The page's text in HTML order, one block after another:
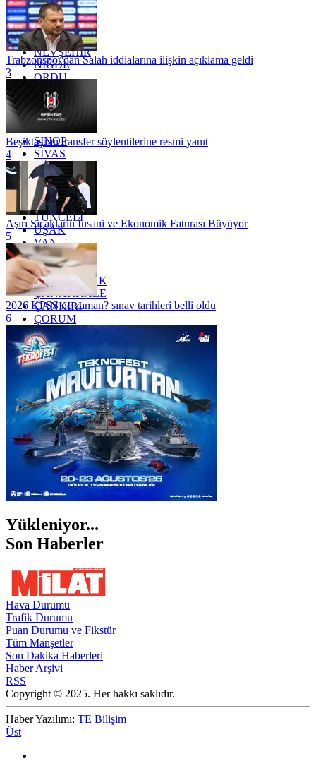
MERSİN
MUĞLA
MUŞ
NEVŞEHİR
NİĞDE
ORDU
OSMANİYE
RİZE
SAKARYA
SİNOP
SİVAS
SİİRT
TEKİRDAĞ
TOKAT
TRABZON
TUNCELİ
UŞAK
VAN
YALOVA
YOZGAT
ZONGULDAK
ÇANAKKALE
ÇANKIRI
ÇORUM
İSTANBUL
İZMİR
ŞANLIURFA
ŞIRNAK
Trabzonspor'dan Salah iddialarına ilişkin açıklama geldi
3
Beşiktaş'tan transfer söylentilerine resmi yanıt
4
Aşırı Sıcakların İnsani ve Ekonomik Faturası Büyüyor
5
2026 KPSS ne zaman? sınav tarihleri belli oldu
6
Yükleniyor...
Son Haberler
Hava Durumu
Trafik Durumu
Puan Durumu ve Fikstür
Tüm Manşetler
Son Dakika Haberleri
Haber Arşivi
RSS
Copyright © 2025. Her hakkı saklıdır.
Haber Yazılımı: TE Bilişim
Üst